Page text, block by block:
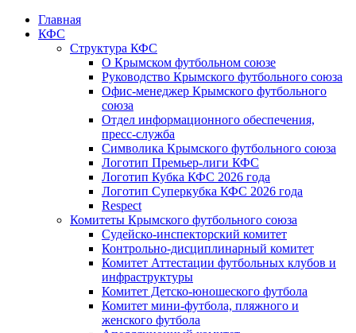
Главная
КФС
Структура КФС
О Крымском футбольном союзе
Руководство Крымского футбольного союза
Офис-менеджер Крымского футбольного
союза
Отдел информационного обеспечения,
пресс-служба
Символика Крымского футбольного союза
Логотип Премьер-лиги КФС
Логотип Кубка КФС 2026 года
Логотип Суперкубка КФС 2026 года
Respect
Комитеты Крымского футбольного союза
Судейско-инспекторский комитет
Контрольно-дисциплинарный комитет
Комитет Аттестации футбольных клубов и
инфраструктуры
Комитет Детско-юношеского футбола
Комитет мини-футбола, пляжного и
женского футбола